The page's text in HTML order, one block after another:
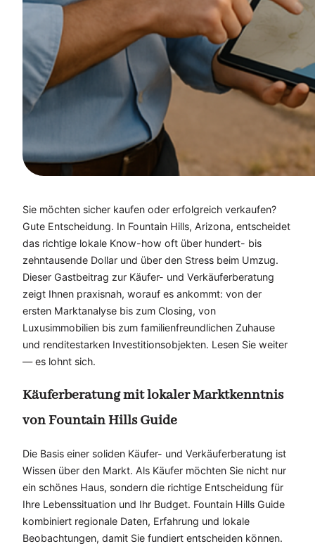
Sie möchten sicher kaufen oder erfolgreich verkaufen?
Gute Entscheidung. In Fountain Hills, Arizona, entscheidet
das richtige lokale Know-how oft über hundert- bis
zehntausende Dollar und über den Stress beim Umzug.
Dieser Gastbeitrag zur Käufer- und Verkäuferberatung
zeigt Ihnen praxisnah, worauf es ankommt: von der
ersten Marktanalyse bis zum Closing, von
Luxusimmobilien bis zum familienfreundlichen Zuhause
und renditestarken Investitionsobjekten. Lesen Sie weiter
— es lohnt sich.
Käuferberatung mit lokaler Marktkenntnis
von Fountain Hills Guide
Die Basis einer soliden Käufer- und Verkäuferberatung ist
Wissen über den Markt. Als Käufer möchten Sie nicht nur
ein schönes Haus, sondern die richtige Entscheidung für
Ihre Lebenssituation und Ihr Budget. Fountain Hills Guide
kombiniert regionale Daten, Erfahrung und lokale
Beobachtungen, damit Sie fundiert entscheiden können.